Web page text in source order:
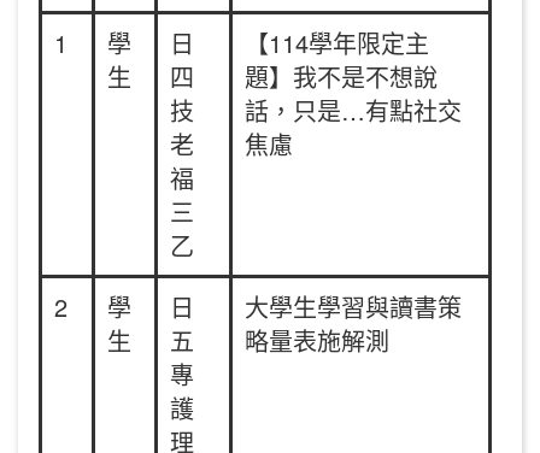
1
學
生
日
四
技
老
福
三
乙
【114學年限定主
題】我不是不想說
話，只是…有點社交
焦慮
2
學
生
日
五
專
護
理
大學生學習與讀書策
略量表施解測